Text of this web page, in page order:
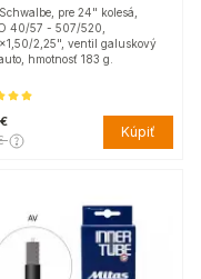
pre 24" kolesá,
40/57 - 507/520,
2,25", ventil galuskový
hmotnosť 183 g.
Kúpiť